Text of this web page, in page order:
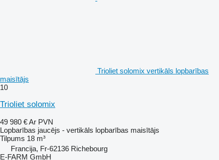
Trioliet solomix vertikāls lopbarības
maisītājs
10
Trioliet solomix
49 980 €Ar PVN
Lopbarības jaucējs - vertikāls lopbarības maisītājs
Tilpums 18 m³
Francija, Fr-62136 Richebourg
E-FARM GmbH